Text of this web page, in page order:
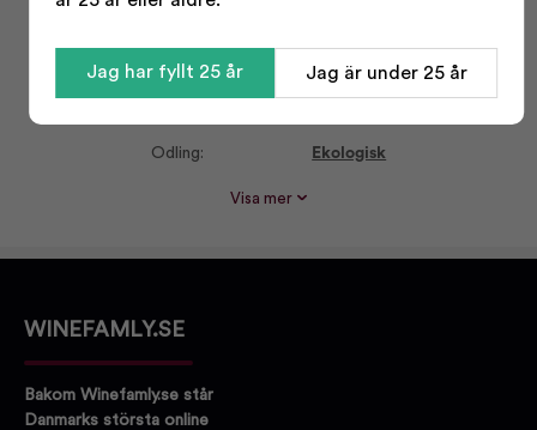
Typ:
Öltyp: Veteöl
Odling: Ekologisk
Odling: Ekologisk
Visa mer
WINEFAMLY.SE
Bakom Winefamly.se står
Danmarks största online
Jag har fyllt 25 år Jag är under 25 år